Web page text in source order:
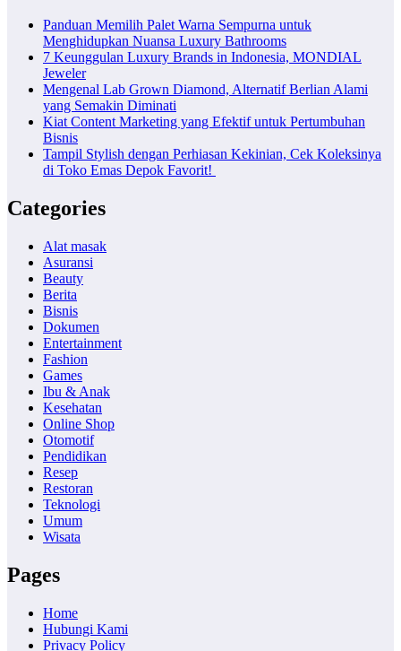
Panduan Memilih Palet Warna Sempurna untuk
Menghidupkan Nuansa Luxury Bathrooms
7 Keunggulan Luxury Brands in Indonesia, MONDIAL
Jeweler
Mengenal Lab Grown Diamond, Alternatif Berlian Alami
yang Semakin Diminati
Kiat Content Marketing yang Efektif untuk Pertumbuhan
Bisnis
Tampil Stylish dengan Perhiasan Kekinian, Cek Koleksinya
di Toko Emas Depok Favorit!
Categories
Alat masak
Asuransi
Beauty
Berita
Bisnis
Dokumen
Entertainment
Fashion
Games
Ibu & Anak
Kesehatan
Online Shop
Otomotif
Pendidikan
Resep
Restoran
Teknologi
Umum
Wisata
Pages
Home
Hubungi Kami
Privacy Policy